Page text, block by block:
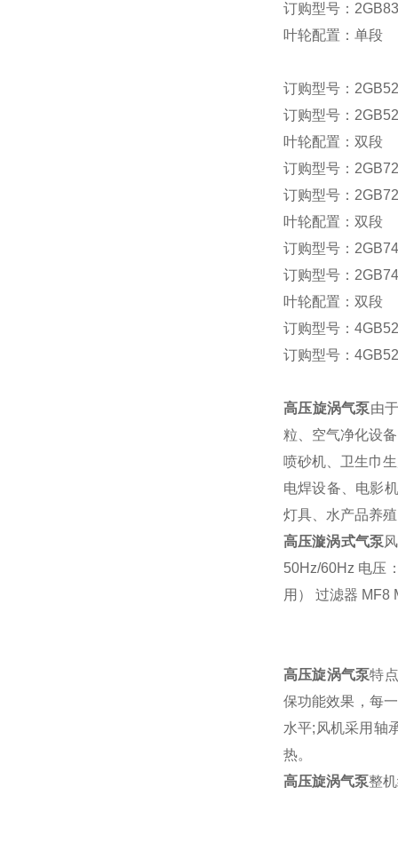
订购型号：
叶轮配置：单段
订购型号：
订购型号：
叶轮配置：双段
订购型号：
订购型号：
叶轮配置：双段
订购型号：
订购型号：
叶轮配置：双段
订购型号：
订购型号：
高压旋涡气泵由
粒、空气净化设
喷砂机、卫生巾
电焊设备、电影
灯具、水产品养
高压漩涡式气泵
50Hz/60Hz 电压
用） 过滤器 MF8
高压旋涡气泵特
保功能效果，每
水平;风机采用轴
热。
高压旋涡气泵整